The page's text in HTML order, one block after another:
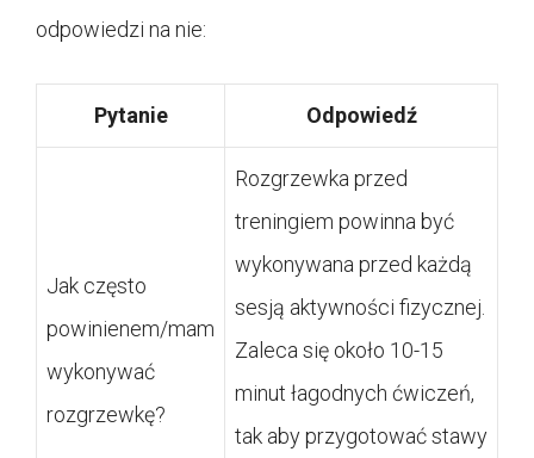
odpowiedzi na nie:
Pytanie Odpowiedź
Jak często
powinienem/mam
wykonywać
rozgrzewkę?
Rozgrzewka przed
treningiem powinna być
wykonywana przed każdą
sesją aktywności fizycznej.
Zaleca się około 10-15
minut łagodnych ćwiczeń,
tak aby przygotować stawy